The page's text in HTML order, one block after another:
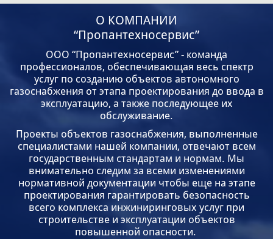
О КОМПАНИИ
“Пропантехносервис”
ООО “Пропантехносервис” - команда
профессионалов, обеспечивающая весь спектр
услуг по созданию объектов автономного
газоснабжения от этапа проектирования до ввода в
эксплуатацию, а также последующее их
обслуживание.
Проекты объектов газоснабжения, выполненные
специалистами нашей компании, отвечают всем
государственным стандартам и нормам. Мы
внимательно следим за всеми изменениями
нормативной документации чтобы еще на этапе
проектирования гарантировать безопасность
всего комплекса инжиниринговых услуг при
строительстве и эксплуатации объектов
повышенной опасности.